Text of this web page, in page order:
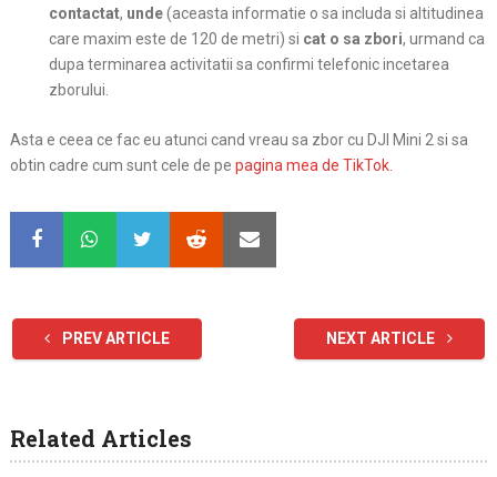
contactat, unde(aceasta informatie o sa includa si altitudinea
care maxim este de 120 de metri) si cat o sa zbori, urmand ca
dupa terminarea activitatii sa confirmi telefonic incetarea
zborului.
Asta e ceea ce fac eu atunci cand vreau sa zbor cu DJI Mini 2 si sa
obtin cadre cum sunt cele de pe pagina mea de TikTok.
PREV ARTICLE NEXT ARTICLE
Related Articles